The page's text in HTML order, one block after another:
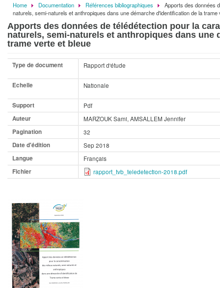
Breadcrumb
Home Documentation Références bibliographiques
Apports des données
naturels, semi-naturels et anthropiques dans une démarche d'identification de la trame
Apports des données de télédétection pour la
naturels, semi-naturels et anthropiques dans une
trame verte et bleue
Type de document Rapport d'étude
Echelle Nationale
Support
Pdf
Auteur
MARZOUK Sami, AMSALLEM Jennifer
Pagination
32
Date d'édition
Sep 2018
Langue
Français
Fichier
rapport_tvb_teledetection-2018.pdf